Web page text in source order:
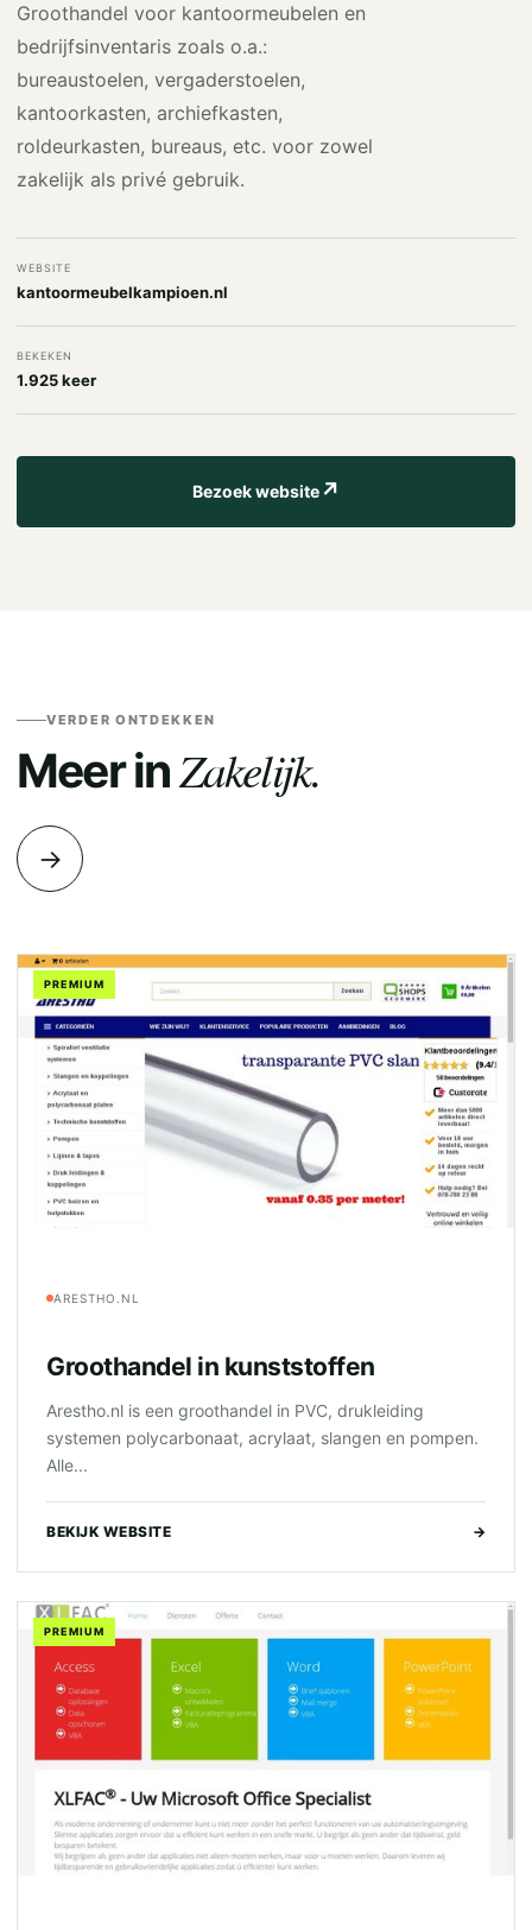
Groothandel voor kantoormeubelen en
bedrijfsinventaris zoals o.a.:
bureaustoelen, vergaderstoelen,
kantoorkasten, archiefkasten,
roldeurkasten, bureaus, etc. voor zowel
zakelijk als privé gebruik.
WEBSITE
kantoormeubelkampioen.nl
BEKEKEN
1.925 keer
Bezoek website↗
VERDER ONTDEKKEN
Meer inZakelijk.
→
PREMIUM
ARESTHO.NL
Groothandel in kunststoffen
Arestho.nl is een groothandel in PVC, drukleiding
systemen polycarbonaat, acrylaat, slangen en pompen.
Alle...
BEKIJK WEBSITE →
PREMIUM